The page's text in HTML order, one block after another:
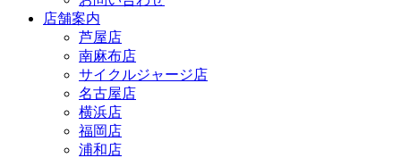
店舗案内
芦屋店
南麻布店
サイクルジャージ店
名古屋店
横浜店
福岡店
浦和店